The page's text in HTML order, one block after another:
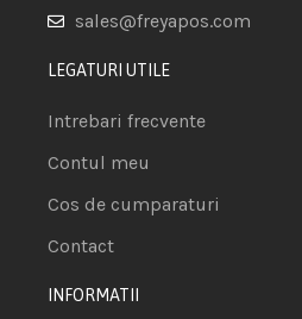
sales@freyapos.com
LEGATURI UTILE
Intrebari frecvente
Contul meu
Cos de cumparaturi
Contact
INFORMATII